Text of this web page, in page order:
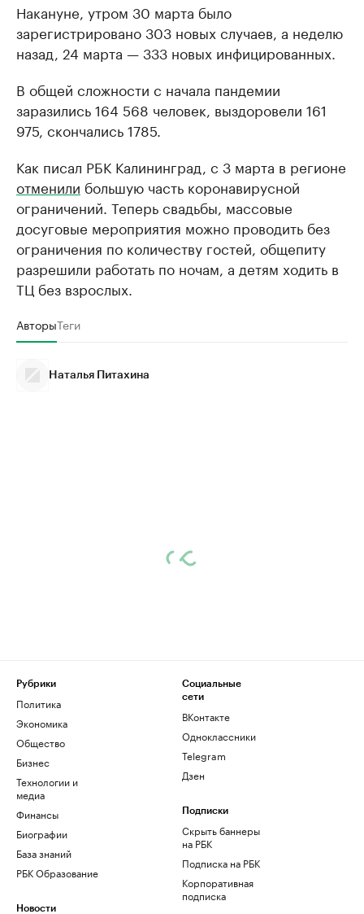
Накануне, утром 30 марта было
зарегистрировано 303 новых случаев, а неделю
назад, 24 марта — 333 новых инфицированных.
В общей сложности с начала пандемии
заразились 164 568 человек, выздоровели 161
975, скончались 1785.
Как писал РБК Калининград, с 3 марта в регионе
отменили большую часть коронавирусной
ограничений. Теперь свадьбы, массовые
досуговые мероприятия можно проводить без
ограничения по количеству гостей, общепиту
разрешили работать по ночам, а детям ходить в
ТЦ без взрослых.
АвторыТеги
Наталья Питахина
Рубрики
Политика
Экономика
Общество
Бизнес
Технологии и
медиа
Финансы
Биографии
База знаний
РБК Образование
Новости
Социальные
сети
ВКонтакте
Одноклассники
Telegram
Дзен
Подписки
Скрыть баннеры
на РБК
Подписка на РБК
Корпоративная
подписка